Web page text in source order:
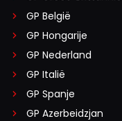
GP België
GP Hongarije
GP Nederland
GP Italië
GP Spanje
GP Azerbeidzjan